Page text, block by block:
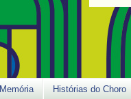
Memória Histórias do Choro